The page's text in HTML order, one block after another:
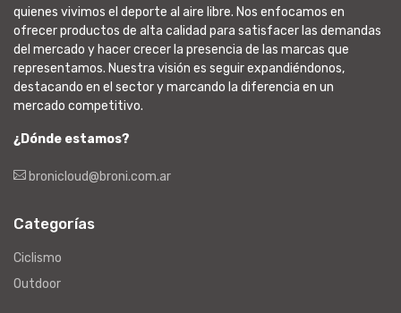
quienes vivimos el deporte al aire libre. Nos enfocamos en
ofrecer productos de alta calidad para satisfacer las demandas
del mercado y hacer crecer la presencia de las marcas que
representamos. Nuestra visión es seguir expandiéndonos,
destacando en el sector y marcando la diferencia en un
mercado competitivo.
¿Dónde estamos?
bronicloud@broni.com.ar
Categorías
Ciclismo
Outdoor